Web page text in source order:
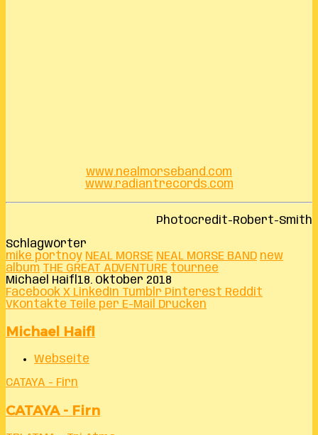
www.nealmorseband.com
www.radiantrecords.com
Photocredit-Robert-Smith
Schlagwörter
mike portnoy NEAL MORSE NEAL MORSE BAND new
album THE GREAT ADVENTURE tournee
Michael Haifl 18. Oktober 2018
Facebook X LinkedIn Tumblr Pinterest Reddit
VKontakte Teile per E-Mail Drucken
Michael Haifl
Webseite
CATAYA - Firn
CATAYA - Firn